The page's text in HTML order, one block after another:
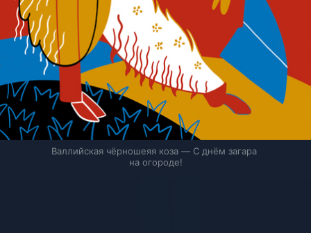
Валлийская чёрношеяя коза — С днём загара
на огороде!